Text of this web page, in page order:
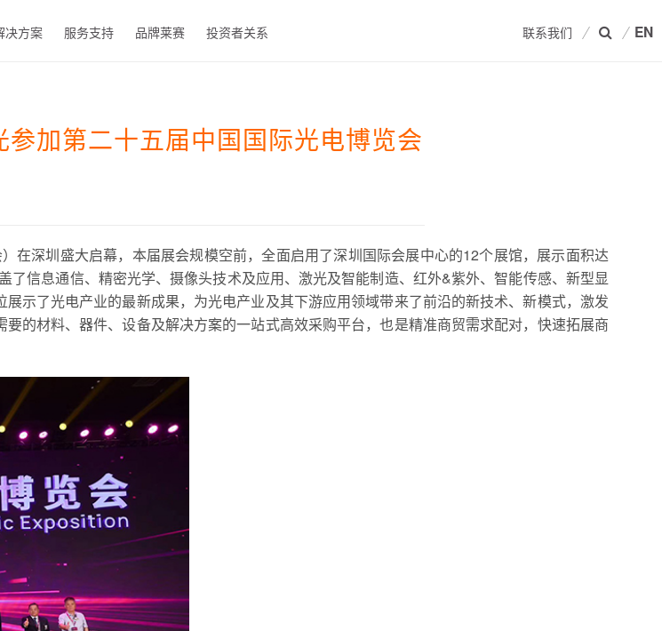
决方案 服务支持 品牌莱赛 投资者关系 EN
联系我们
加第二十五届中国国际光电博览会
在深圳盛大启幕，本届展会规模空前，全面启用了深圳国际会展中心的12个展馆，展示面积达
信息通信、精密光学、摄像头技术及应用、激光及智能制造、红外&紫外、智能传感、新型显
示了光电产业的最新成果，为光电产业及其下游应用领域带来了前沿的新技术、新模式，激发
的材料、器件、设备及解决方案的一站式高效采购平台，也是精准商贸需求配对，快速拓展商